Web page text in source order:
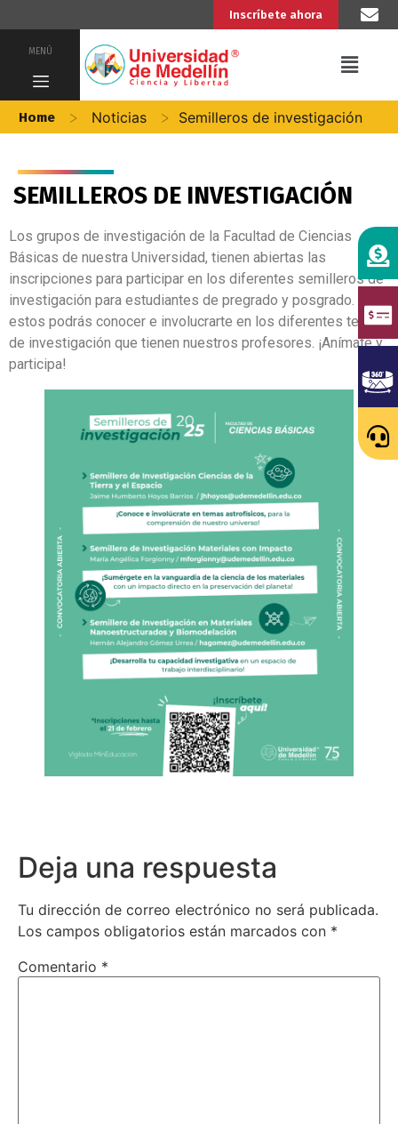
Inscríbete ahora
MENÚ
Home > Noticias > Semilleros de investigación
SEMILLEROS DE INVESTIGACIÓN
Los grupos de investigación de la Facultad de Ciencias
Básicas de nuestra Universidad, tienen abiertas las
inscripciones para participar en los diferentes semilleros de
investigación para estudiantes de pregrado y posgrado. En
estos podrás conocer e involucrarte en los diferentes temas
de investigación que tienen nuestros profesores. ¡Anímate y
participa!
Deja una respuesta
Tu dirección de correo electrónico no será publicada.
Los campos obligatorios están marcados con *
Comentario *